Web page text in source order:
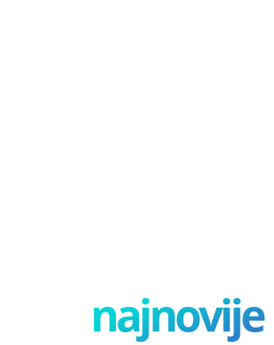
najnovije